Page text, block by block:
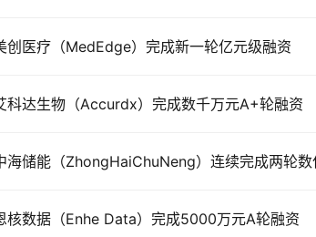
创医疗（MedEdge）完成新一轮亿元级融资
科达生物（Accurdx）完成数千万元A+轮融资
核数据（Enhe Data）完成5000万元A轮融资